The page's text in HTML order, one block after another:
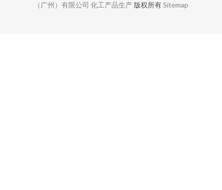
（广州）有限公司 化工产品生产 版权所有Sitemap